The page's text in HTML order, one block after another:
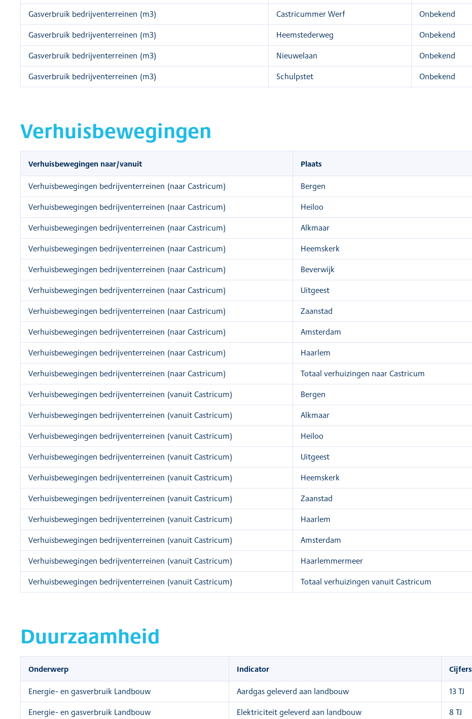
Gasverbruik bedrijventerreinen (m3)
Castricummer Werf
Onbekend
Gasverbruik bedrijventerreinen (m3)
Heemstederweg
Onbekend
Gasverbruik bedrijventerreinen (m3)
Nieuwelaan
Onbekend
Gasverbruik bedrijventerreinen (m3)
Schulpstet Onbekend
Verhuisbewegingen
Verhuisbewegingen naar/vanuit Plaats
Verhuisbewegingen bedrijventerreinen (naar Castricum) Bergen
Verhuisbewegingen bedrijventerreinen (naar Castricum)
Heiloo
Verhuisbewegingen bedrijventerreinen (naar Castricum)
Alkmaar
Verhuisbewegingen bedrijventerreinen (naar Castricum)
Heemskerk
Verhuisbewegingen bedrijventerreinen (naar Castricum)
Beverwijk
Verhuisbewegingen bedrijventerreinen (naar Castricum)
Uitgeest
Verhuisbewegingen bedrijventerreinen (naar Castricum)
Zaanstad
Verhuisbewegingen bedrijventerreinen (naar Castricum)
Amsterdam
Verhuisbewegingen bedrijventerreinen (naar Castricum)
Haarlem
Verhuisbewegingen bedrijventerreinen (naar Castricum)
Totaal verhuizingen naar Castricum
Verhuisbewegingen bedrijventerreinen (vanuit Castricum)
Bergen
Verhuisbewegingen bedrijventerreinen (vanuit Castricum)
Alkmaar
Verhuisbewegingen bedrijventerreinen (vanuit Castricum)
Heiloo
Verhuisbewegingen bedrijventerreinen (vanuit Castricum)
Uitgeest
Verhuisbewegingen bedrijventerreinen (vanuit Castricum)
Heemskerk
Verhuisbewegingen bedrijventerreinen (vanuit Castricum)
Zaanstad
Verhuisbewegingen bedrijventerreinen (vanuit Castricum)
Haarlem
Verhuisbewegingen bedrijventerreinen (vanuit Castricum)
Amsterdam
Verhuisbewegingen bedrijventerreinen (vanuit Castricum)
Haarlemmermeer
Verhuisbewegingen bedrijventerreinen (vanuit Castricum)
Totaal verhuizingen vanuit Castricum
Duurzaamheid
Onderwerp Indicator Cijfers
Energie- en gasverbruik Landbouw Aardgas geleverd aan landbouw 13 TJ
Energie- en gasverbruik Landbouw
Elektriciteit geleverd aan landbouw 8 TJ